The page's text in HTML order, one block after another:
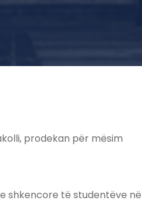
prodekan për mësim
shkencore të studentëve